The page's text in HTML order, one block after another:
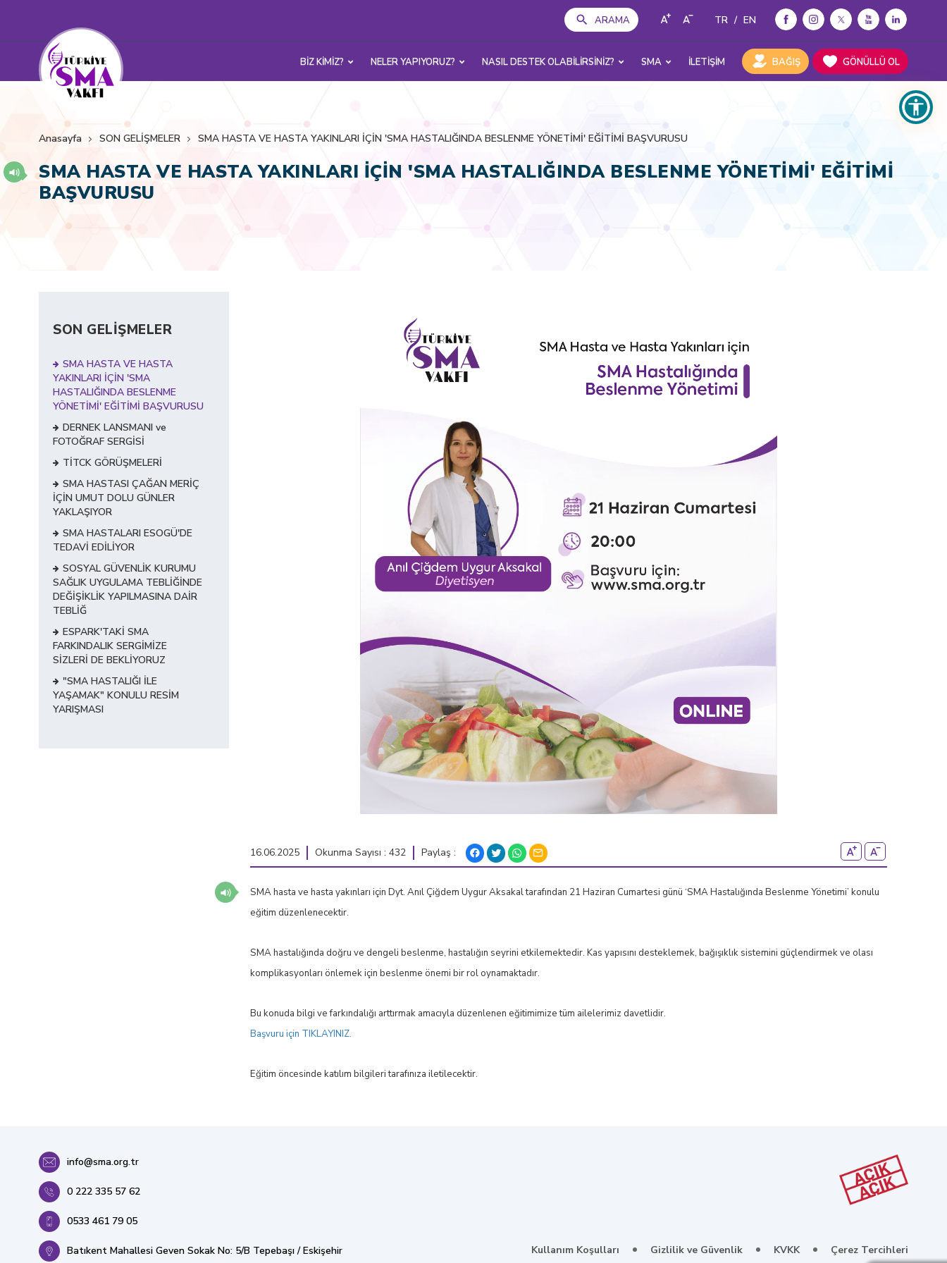
ARAMA TR / EN
BİZ KİMİZ? NELER YAPIYORUZ? NASIL DESTEK OLABİLİRSİNİZ? SMA İLETİŞİM BAĞIŞ GÖNÜLLÜ OL
Anasayfa SON GELİŞMELER SMA HASTA VE HASTA YAKINLARI İÇİN 'SMA HASTALIĞINDA BESLENME YÖNETİMİ' EĞİTİMİ BAŞVURUSU
SMA HASTA VE HASTA YAKINLARI İÇİN 'SMA HASTALIĞINDA BESLENME YÖNETİMİ' EĞİTİMİ
BAŞVURUSU
SON GELİŞMELER
SMA HASTA VE HASTA
YAKINLARI İÇİN 'SMA
HASTALIĞINDA BESLENME
YÖNETİMİ' EĞİTİMİ BAŞVURUSU
DERNEK LANSMANI ve
FOTOĞRAF SERGİSİ
TİTCK GÖRÜŞMELERİ
SMA HASTASI ÇAĞAN MERİÇ
İÇİN UMUT DOLU GÜNLER
YAKLAŞIYOR
SMA HASTALARI ESOGÜ'DE
TEDAVİ EDİLİYOR
SOSYAL GÜVENLİK KURUMU
SAĞLIK UYGULAMA TEBLİĞİNDE
DEĞİŞİKLİK YAPILMASINA DAİR
TEBLİĞ
ESPARK'TAKİ SMA
FARKINDALIK SERGİMİZE
SİZLERİ DE BEKLİYORUZ
"SMA HASTALIĞI İLE
YAŞAMAK" KONULU RESİM
YARIŞMASI
16.06.2025 Okunma Sayısı : 432 Paylaş :
SMA hasta ve hasta yakınları için Dyt. Anıl Çiğdem Uygur Aksakal tarafından 21 Haziran Cumartesi günü ‘SMA Hastalığında Beslenme Yönetimi’ konulu
eğitim düzenlenecektir.
SMA hastalığında doğru ve dengeli beslenme, hastalığın seyrini etkilemektedir. Kas yapısını desteklemek, bağışıklık sistemini güçlendirmek ve olası
komplikasyonları önlemek için beslenme önemi bir rol oynamaktadır.
Bu konuda bilgi ve farkındalığı arttırmak amacıyla düzenlenen eğitimimize tüm ailelerimiz davetlidir.
Başvuru için TIKLAYINIZ.
Eğitim öncesinde katılım bilgileri tarafınıza iletilecektir.
info@sma.org.tr
0 222 335 57 62
0533 461 79 05
Batıkent Mahallesi Geven Sokak No: 5/B Tepebaşı / Eskişehir Kullanım Koşulları Gizlilik ve Güvenlik KVKK Çerez Tercihleri